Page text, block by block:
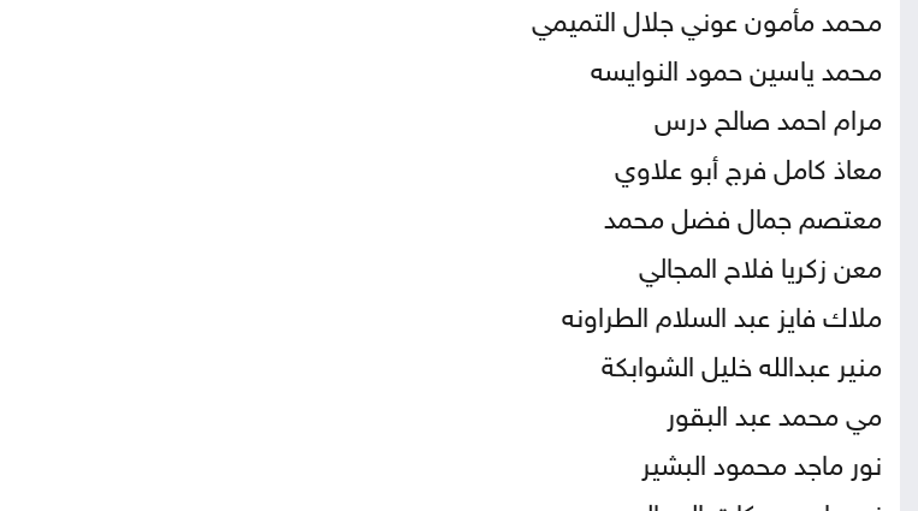
محمد مأمون عوني جلال التميمي
محمد ياسين حمود النوايسه
مرام احمد صالح درس
معاذ كامل فرج أبو علاوي
معتصم جمال فضل محمد
معن زكريا فلاح المجالي
ملاك فايز عبد السلام الطراونه
منير عبدالله خليل الشوابكة
مي محمد عبد البقور
نور ماجد محمود البشير